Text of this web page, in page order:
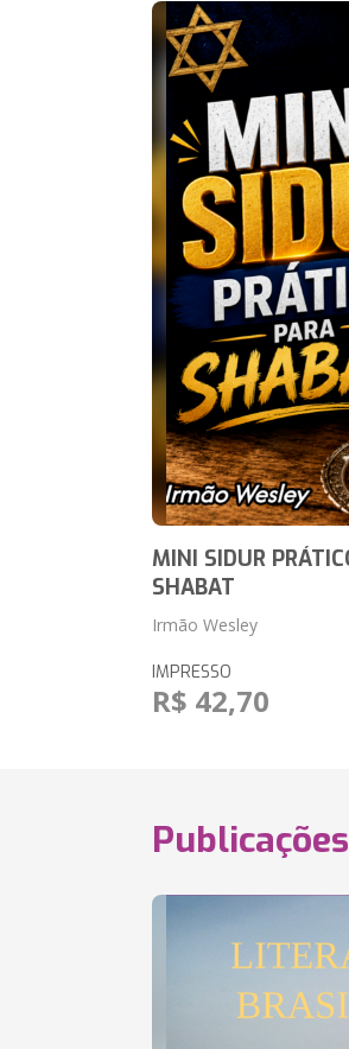
MINI SIDUR
SHABAT
Irmão Wesley
IMPRESSO
R$ 42,70